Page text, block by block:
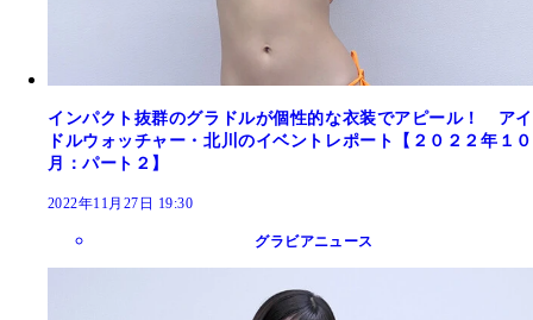
インパクト抜群のグラドルが個性的な衣装でアピール！ アイ
ドルウォッチャー・北川のイベントレポート【２０２２年１０
月：パート２】
2022年11月27日 19:30
グラビアニュース